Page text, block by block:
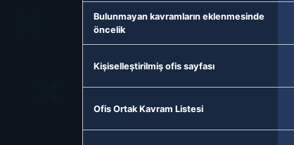
Bulunmayan kavramların eklenmesinde
öncelik
Kişiselleştirilmiş ofis sayfası
Ofis Ortak Kavram Listesi